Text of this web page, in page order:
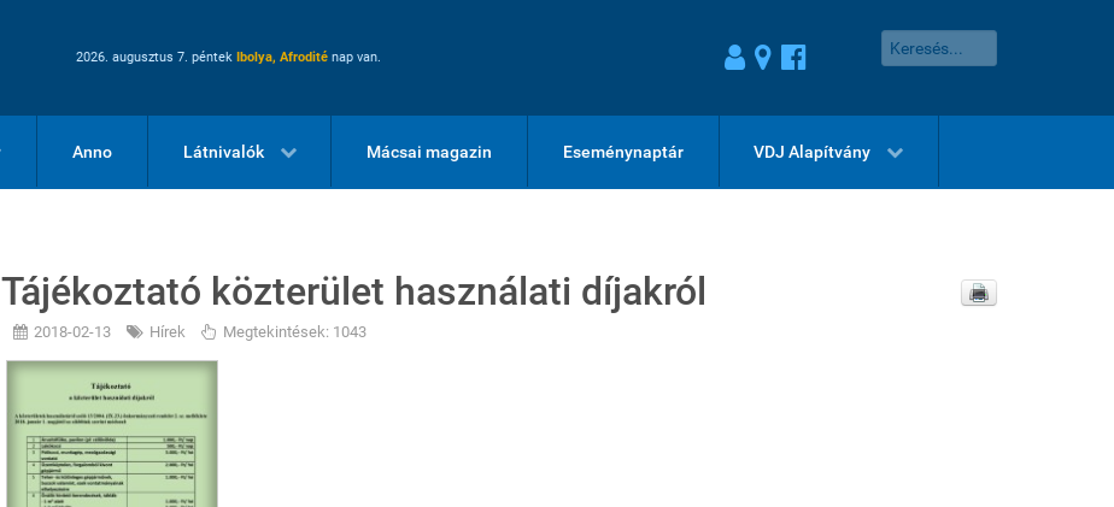
2026. augusztus 7. péntek Ibolya, Afrodité nap van.
Anno Látnivalók Mácsai magazin Eseménynaptár VDJ Alapítvány
Tájékoztató közterület használati díjakról
2018-02-13 Hírek Megtekintések: 1043